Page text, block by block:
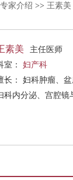
专家介绍 >> 王素美
素美
主任医师
室： 妇产科
肿瘤、盆底功能障碍性疾病、
科内分泌、宫腔镜